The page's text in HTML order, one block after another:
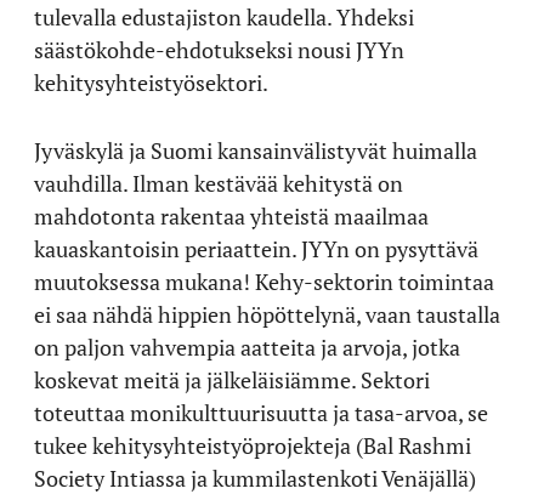
tulevalla edustajiston kaudella. Yhdeksi
säästökohde-ehdotukseksi nousi JYYn
kehitysyhteistyösektori.
Jyväskylä ja Suomi kansainvälistyvät huimalla
vauhdilla. Ilman kestävää kehitystä on
mahdotonta rakentaa yhteistä maailmaa
kauaskantoisin periaattein. JYYn on pysyttävä
muutoksessa mukana! Kehy-sektorin toimintaa
ei saa nähdä hippien höpöttelynä, vaan taustalla
on paljon vahvempia aatteita ja arvoja, jotka
koskevat meitä ja jälkeläisiämme. Sektori
toteuttaa monikulttuurisuutta ja tasa-arvoa, se
tukee kehitysyhteistyöprojekteja (Bal Rashmi
Society Intiassa ja kummilastenkoti Venäjällä)